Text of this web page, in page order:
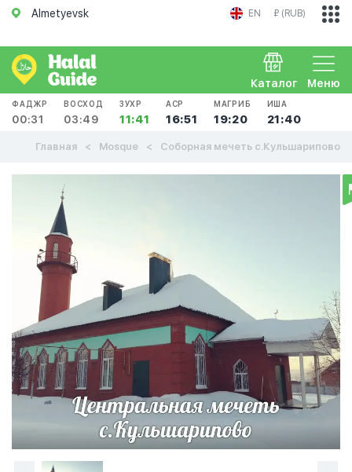
Almetyevsk EN ₽ (RUB)
Меню
Каталог
ФАДЖР
00:31
ВОСХОД
03:49
ЗУХР
11:41
АСР
16:51
МАГРИБ
19:20
ИША
21:40
Главная Mosque Соборная мечеть с.Кульшарипово